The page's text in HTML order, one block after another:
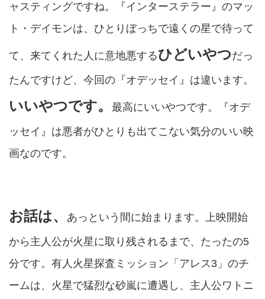
ャスティングですね。『インターステラー』のマッ
ト・デイモンは、ひとりぼっちで遠くの星で待って
て、来てくれた人に意地悪するひどいやつだっ
たんですけど、今回の『オデッセイ』は違います。
いいやつです。 最高にいいやつです。『オデ
ッセイ』は悪者がひとりも出てこない気分のいい映
画なのです。
お話は、 あっという間に始まります。上映開始
から主人公が火星に取り残されるまで、たったの5
分です。有人火星探査ミッション「アレス3」のチ
ームは、火星で猛烈な砂嵐に遭遇し、主人公ワトニ